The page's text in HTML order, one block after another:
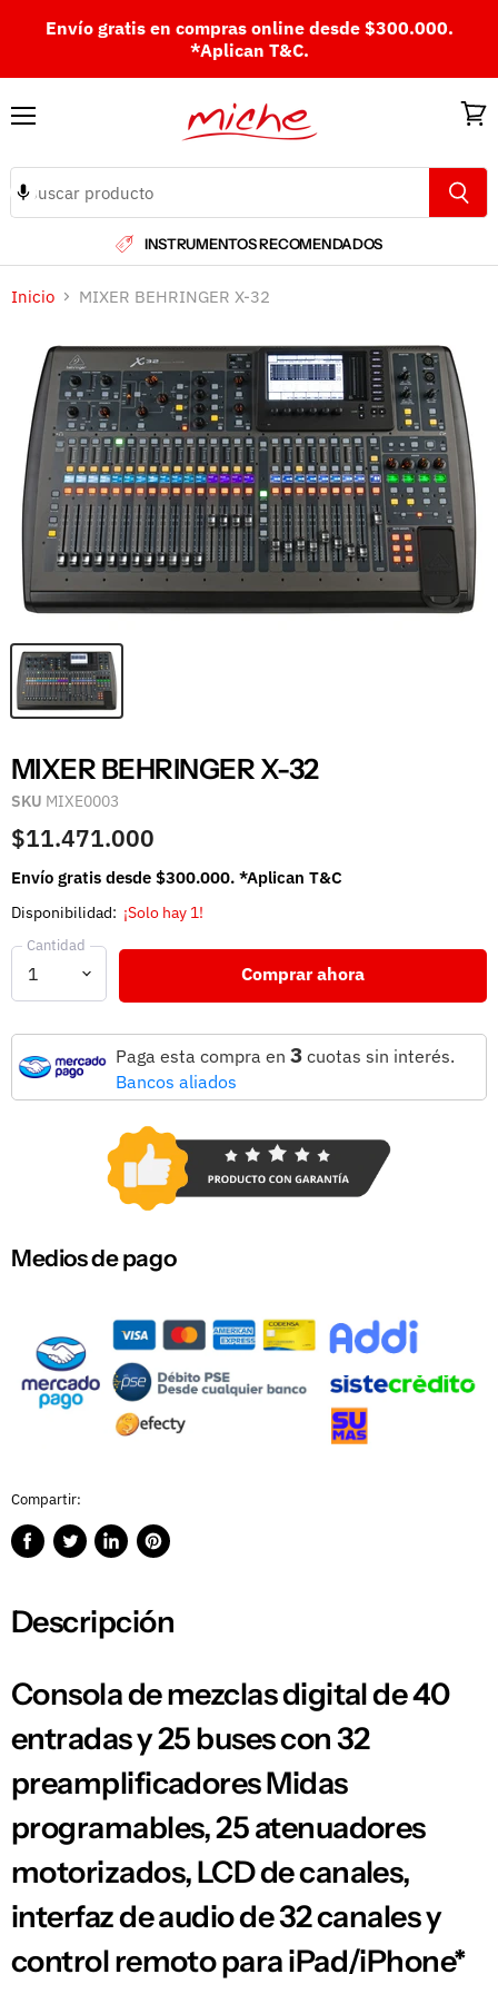
Envío gratis en compras online desde $300.000.
*Aplican T&C.
INSTRUMENTOS RECOMENDADOS
Inicio MIXER BEHRINGER X-32
MIXER BEHRINGER X-32
SKU MIXE0003
$11.471.000
Envío gratis desde $300.000. *Aplican T&C
Disponibilidad: ¡Solo hay 1!
Cantidad
Comprar ahora
Paga esta compra en 3 cuotas sin interés.
Bancos aliados
Medios de pago
Compartir:
CompartirPublicarCompartirGuardar
Descripción
Consola de mezclas digital de 40
entradas y 25 buses con 32
preamplificadores Midas
programables, 25 atenuadores
motorizados, LCD de canales,
interfaz de audio de 32 canales y
control remoto para iPad/iPhone*